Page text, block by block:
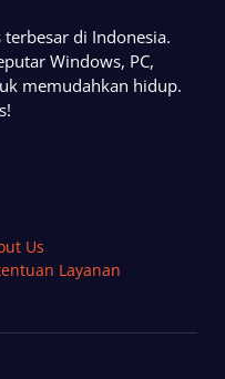
di Indonesia.
Windows, PC,
memudahkan hidup.
Us
Layanan